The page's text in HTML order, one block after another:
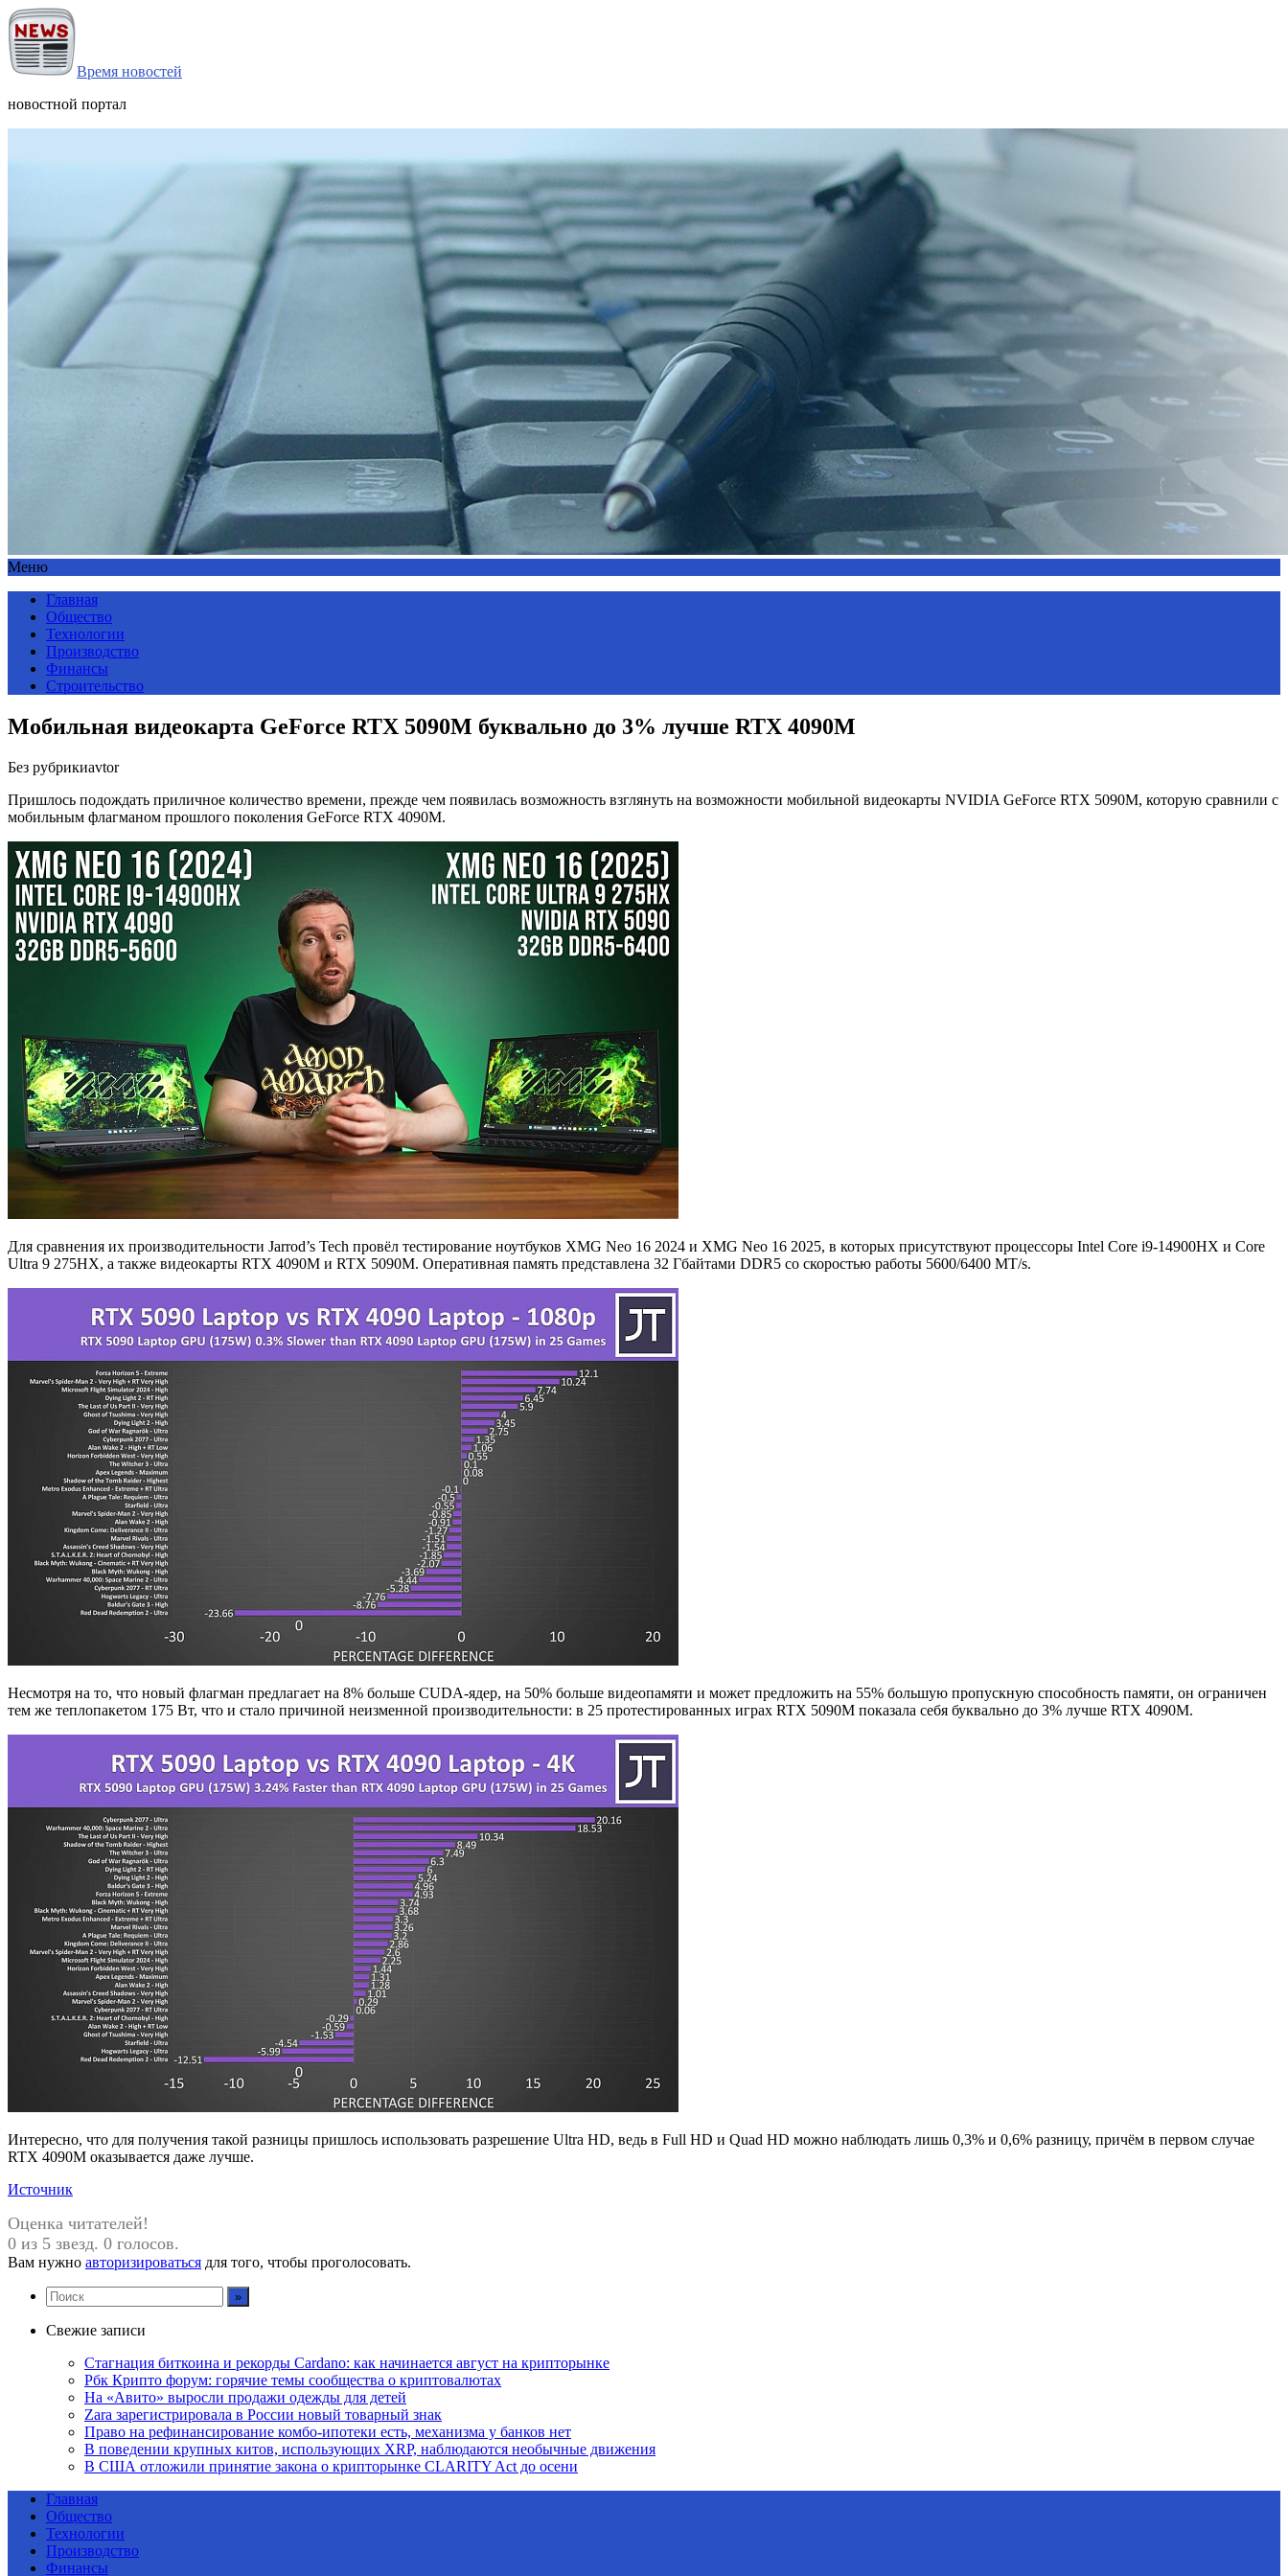
Время новостей
новостной портал
Меню
Главная
Общество
Технологии
Производство
Финансы
Строительство
Мобильная видеокарта GeForce RTX 5090M буквально до 3% лучше RTX 4090M
Без рубрикиavtor
Пришлось подождать приличное количество времени, прежде чем появилась возможность взглянуть на возможности мобильной видеокарты NVIDIA GeForce RTX 5090M, которую сравнили с
мобильным флагманом прошлого поколения GeForce RTX 4090M.
Для сравнения их производительности Jarrod’s Tech провёл тестирование ноутбуков XMG Neo 16 2024 и XMG Neo 16 2025, в которых присутствуют процессоры Intel Core i9-14900HX и Core
Ultra 9 275HX, а также видеокарты RTX 4090M и RTX 5090M. Оперативная память представлена 32 Гбайтами DDR5 со скоростью работы 5600/6400 MT/s.
Несмотря на то, что новый флагман предлагает на 8% больше CUDA-ядер, на 50% больше видеопамяти и может предложить на 55% большую пропускную способность памяти, он ограничен
тем же теплопакетом 175 Вт, что и стало причиной неизменной производительности: в 25 протестированных играх RTX 5090M показала себя буквально до 3% лучше RTX 4090M.
Интересно, что для получения такой разницы пришлось использовать разрешение Ultra HD, ведь в Full HD и Quad HD можно наблюдать лишь 0,3% и 0,6% разницу, причём в первом случае
RTX 4090M оказывается даже лучше.
Источник
Оценка читателей!
0 из 5 звезд. 0 голосов.
Вам нужно авторизироваться для того, чтобы проголосовать.
Свежие записи
Стагнация биткоина и рекорды Cardano: как начинается август на крипторынке
Рбк Крипто форум: горячие темы сообщества о криптовалютах
На «Авито» выросли продажи одежды для детей
Zara зарегистрировала в России новый товарный знак
Право на рефинансирование комбо-ипотеки есть, механизма у банков нет
В поведении крупных китов, использующих XRP, наблюдаются необычные движения
В США отложили принятие закона о крипторынке CLARITY Act до осени
Главная
Общество
Технологии
Производство
Финансы